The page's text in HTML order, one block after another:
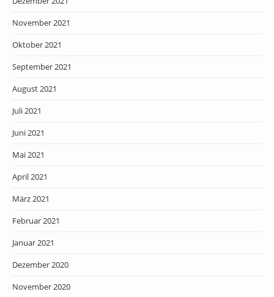
November 2021
Oktober 2021
September 2021
August 2021
Juli 2021
Juni 2021
Mai 2021
April 2021
März 2021
Februar 2021
Januar 2021
Dezember 2020
November 2020